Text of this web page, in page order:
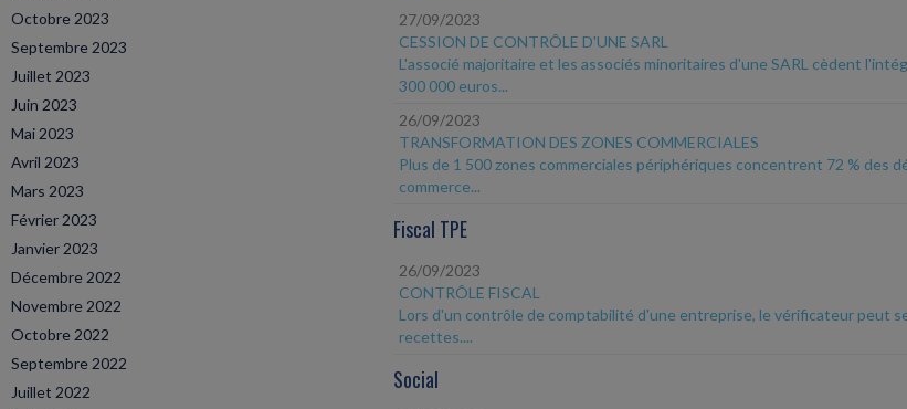
Octobre 2023
Septembre 2023
Juillet 2023
Juin 2023
Mai 2023
Avril 2023
Mars 2023
Février 2023
Janvier 2023
Décembre 2022
Novembre 2022
Octobre 2022
Septembre 2022
Juillet 2022
27/09/2023
CESSION DE CONTRÔLE D'UNE SARL
L'associé majoritaire et les associés minoritaires d'une SARL cèdent
300 000 euros...
26/09/2023
TRANSFORMATION DES ZONES COMMERCIALES
Plus de 1 500 zones commerciales périphériques concentrent 72 % des
commerce...
Fiscal TPE
26/09/2023
CONTRÔLE FISCAL
Lors d'un contrôle de comptabilité d'une entreprise, le vérificateur peut
recettes....
Social